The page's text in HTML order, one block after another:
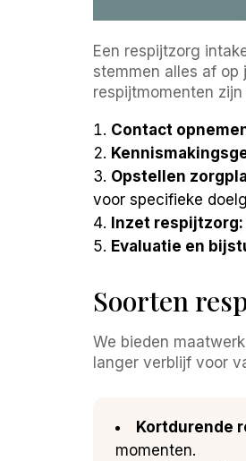
Een respijtzorg
stemmen alles af
respijtmomenten
Contact
Opstellen
voor specifieke
Inzet respijtzorg:
Evaluatie en
Soorten
We bieden
langer verblijf voor
Kortdurende
momenten.